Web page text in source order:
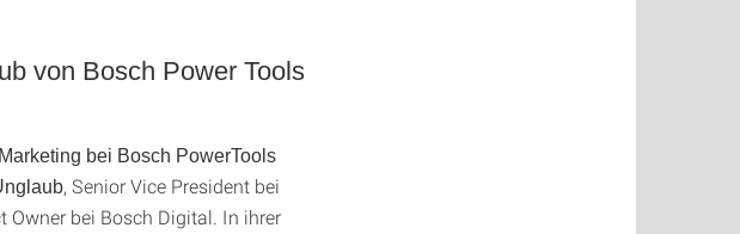
von Bosch Power Tools
bei Bosch PowerTools
, Senior Vice President bei
Owner bei Bosch Digital. In ihrer